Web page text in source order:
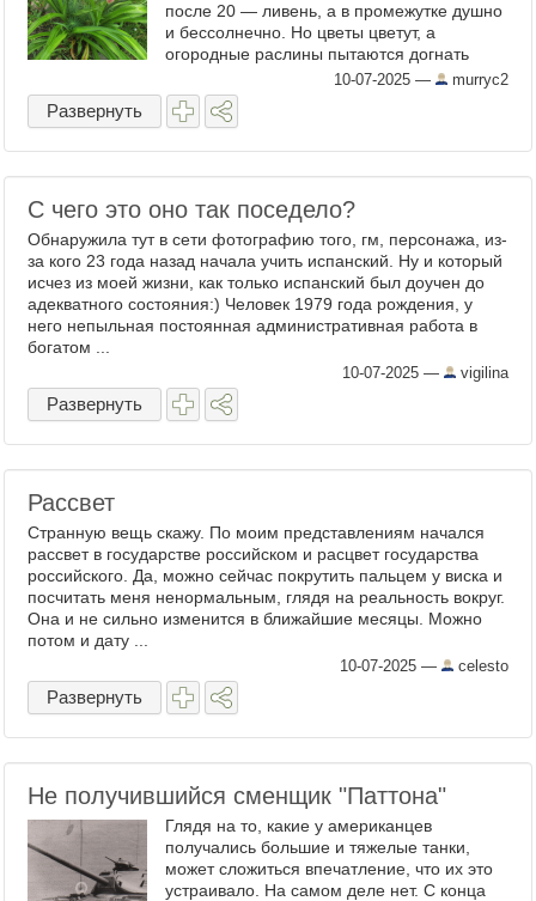
после 20 — ливень, а в промежутке душно
и бессолнечно. Но цветы цветут, а
огородные раслины пытаются догнать
свой график. Но не про одни же цветочки
писать! Жизнь, ...
10-07-2025 — murryc2
Развернуть
С чего это оно так поседело?
Обнаружила тут в сети фотографию того, гм, персонажа, из-
за кого 23 года назад начала учить испанский. Ну и который
исчез из моей жизни, как только испанский был доучен до
адекватного состояния:) Человек 1979 года рождения, у
него непыльная постоянная административная работа в
богатом ...
10-07-2025 — vigilina
Развернуть
Рассвет
Странную вещь скажу. По моим представлениям начался
рассвет в государстве российском и расцвет государства
российского. Да, можно сейчас покрутить пальцем у виска и
посчитать меня ненормальным, глядя на реальность вокруг.
Она и не сильно изменится в ближайшие месяцы. Можно
потом и дату ...
10-07-2025 — celesto
Развернуть
Не получившийся сменщик "Паттона"
Глядя на то, какие у американцев
получались большие и тяжелые танки,
может сложиться впечатление, что их это
устраивало. На самом деле нет. С конца